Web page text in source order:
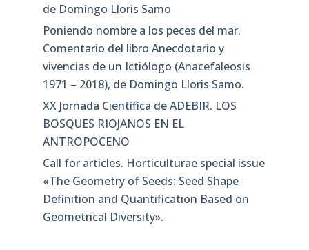
de Domingo Lloris Samo
Poniendo nombre a los peces del mar.
Comentario del libro Anecdotario y
vivencias de un Ictiólogo (Anacefaleosis
1971 – 2018), de Domingo Lloris Samo.
XX Jornada Científica de ADEBIR. LOS
BOSQUES RIOJANOS EN EL
ANTROPOCENO
Call for articles. Horticulturae special issue
«The Geometry of Seeds: Seed Shape
Definition and Quantification Based on
Geometrical Diversity»​.